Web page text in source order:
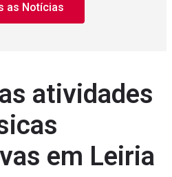
as Notícias
atividades
em Leiria